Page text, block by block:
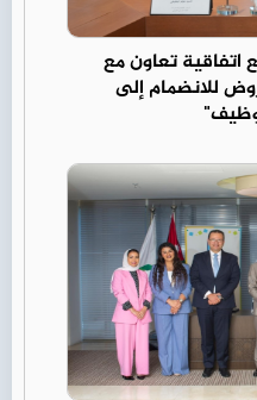
اتفاقية تعاون مع
للانضمام إلى